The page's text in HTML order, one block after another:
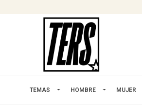
TEMAS HOMBRE MUJER